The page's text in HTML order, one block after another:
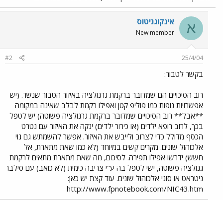
א אינקוגניטוס
New member
25/4/04
#2
בקשר לטבור:
רוב הסיכויים הם שמדובר ברקמת גרנולציה באיזור הטבור שנשר. (יש
אפשרויות נופות כמו פוליפ קטן ואפילו רקמת לבלב שאינה במקומה
**אבל** רוב הסיכויים שמדובר ברקמת גרנולציה פשוטה) יש לטפל
בכך, לרוב רופא ילדים (או כירור ילדים) ינקה את האיזור עם נטרט
הכסף מדולל כדי לצרוב ולייבש את האיזור. אפשר להשמתש גם גוי
אלכוהול שונים. מקרים קשים במיוחד (לא כמו שאת מתארת, אל
חשש) ידרשו אפילו תפירה. לסיכום, מה שאת מתארת מתאים לרקמת
גנולציה פשוטה, ישי לטפל בה ע"י צריבה כימית (לא כואב) עם סילבר
ניטראט או סוגי אלכוהול שונים. עוד קצת יש כאן:
http://www.fpnotebook.com/NIC43.htm